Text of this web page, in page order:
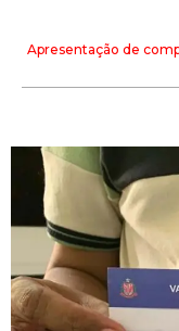
Apresentação de